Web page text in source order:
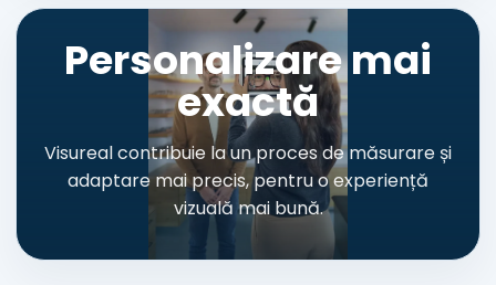
Personalizare mai
exactă
Visureal contribuie la un proces de măsurare și
adaptare mai precis, pentru o experiență
vizuală mai bună.